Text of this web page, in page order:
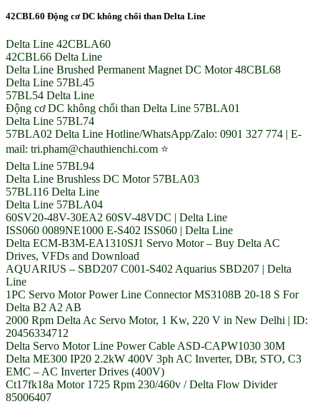
42CBL60 Động cơ DC không chổi than Delta Line
Delta Line 42CBLA60
42CBL66 Delta Line
Delta Line Brushed Permanent Magnet DC Motor 48CBL68
Delta Line 57BL45
57BL54 Delta Line
Động cơ DC không chổi than Delta Line 57BLA01
Delta Line 57BL74
57BLA02 Delta Line Hotline/WhatsApp/Zalo: 0901 327 774 | E-
mail: tri.pham@chauthienchi.com ⭐
Delta Line 57BL94
Delta Line Brushless DC Motor 57BLA03
57BL116 Delta Line
Delta Line 57BLA04
60SV20-48V-30EA2 60SV-48VDC | Delta Line
ISS060 0089NE1000 E-S402 ISS060 | Delta Line
Delta ECM-B3M-EA1310SJ1 Servo Motor – Buy Delta AC
Drives, VFDs and Download
AQUARIUS – SBD207 C001-S402 Aquarius SBD207 | Delta
Line
1PC Servo Motor Power Line Connector MS3108B 20-18 S For
Delta B2 A2 AB
2000 Rpm Delta Ac Servo Motor, 1 Kw, 220 V in New Delhi | ID:
20456334712
Delta Servo Motor Line Power Cable ASD-CAPW1030 30M
Delta ME300 IP20 2.2kW 400V 3ph AC Inverter, DBr, STO, C3
EMC – AC Inverter Drives (400V)
Ct17fk18a Motor 1725 Rpm 230/460v / Delta Flow Divider
85006407